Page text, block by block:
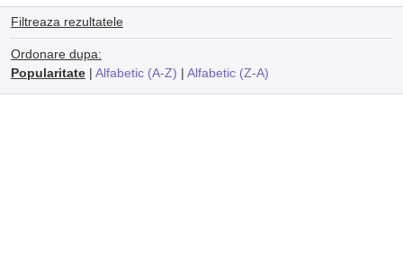
Filtreaza rezultatele
Ordonare dupa:
Popularitate| Alfabetic (A-Z) | Alfabetic (Z-A)